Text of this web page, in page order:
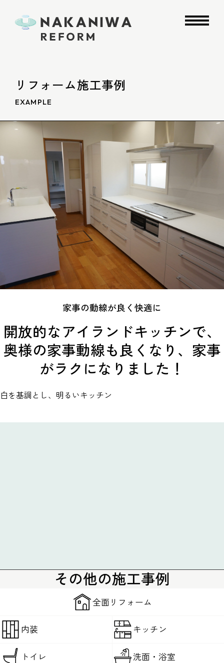
リフォーム施工事例
EXAMPLE
家事の動線が良く快適に
開放的なアイランドキッチンで、
奥様の家事動線も良くなり、家事
がラクになりました！
白を基調とし、明るいキッチン
その他の施工事例
全面リフォーム
内装 キッチン
トイレ 洗面・浴室